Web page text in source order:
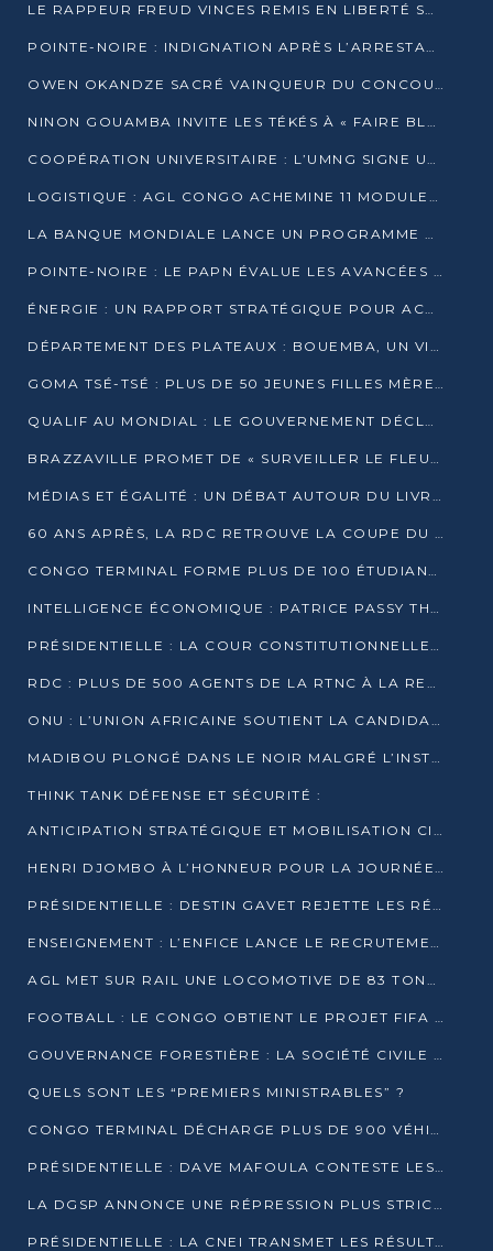
LE RAPPEUR FREUD VINCES REMIS EN LIBERTÉ SOUS PRESSION MÉDIATIQUE
POINTE-NOIRE : INDIGNATION APRÈS L’ARRESTATION DU RAPPEUR FREUD VINCES
OWEN OKANDZE SACRÉ VAINQUEUR DU CONCOURS SLAM POUR LA VIE
NINON GOUAMBA INVITE LES TÉKÉS À « FAIRE BLOC » POUR PESER DANS LE DÉBAT NATIONAL
COOPÉRATION UNIVERSITAIRE : L’UMNG SIGNE UN ACCORD STRATÉGIQUE AVEC L’UNIVERSITÉ HAINAN EN CHINE
LOGISTIQUE : AGL CONGO ACHEMINE 11 MODULES GÉANTS JUSQU’À BRAZZAVILLE
LA BANQUE MONDIALE LANCE UN PROGRAMME DE 394 MILLIONS DE DOLLARS POUR LE BASSIN DU CONGO
POINTE-NOIRE : LE PAPN ÉVALUE LES AVANCÉES DU MÔLE EST
ÉNERGIE : UN RAPPORT STRATÉGIQUE POUR ACCÉLÉRER LA TRANSITION AU CONGO
DÉPARTEMENT DES PLATEAUX : BOUEMBA, UN VIVIER ÉCONOMIQUE PRÊT À EXPLOSER
GOMA TSÉ-TSÉ : PLUS DE 50 JEUNES FILLES MÈRES SENSIBILISÉES À LA SANTÉ SEXUELLE
QUALIF AU MONDIAL : LE GOUVERNEMENT DÉCLARE LA JOURNÉE DU 1ER AVRIL 2026 CHÔMÉE ET PAYÉE
BRAZZAVILLE PROMET DE « SURVEILLER LE FLEUVE » APRÈS LA QUALIFICATION DE LA RDC AU MONDIAL
MÉDIAS ET ÉGALITÉ : UN DÉBAT AUTOUR DU LIVRE « CES FEMMES QUI REPRENNENT LE POUVOIR SUR LEUR VIE »
60 ANS APRÈS, LA RDC RETROUVE LA COUPE DU MONDE
CONGO TERMINAL FORME PLUS DE 100 ÉTUDIANTS AUX TECHNIQUES D’EMBAUCHE
INTELLIGENCE ÉCONOMIQUE : PATRICE PASSY THÉORISE UNE STRATÉGIE ADAPTÉE AUX CONTEXTES FRAGMENTÉS
PRÉSIDENTIELLE : LA COUR CONSTITUTIONNELLE CONFIRME LA VICTOIRE DE SASSOU NGUESSO AVEC 94,90 % DES SUFFRAGES
RDC : PLUS DE 500 AGENTS DE LA RTNC À LA RETRAITE, UNE PAGE SE TOURNE
ONU : L’UNION AFRICAINE SOUTIENT LA CANDIDATURE DE MACKY SALL
MADIBOU PLONGÉ DANS LE NOIR MALGRÉ L’INSTALLATION D’UN NOUVEAU TRANSFORMATEUR
THINK TANK DÉFENSE ET SÉCURITÉ :
ANTICIPATION STRATÉGIQUE ET MOBILISATION CITOYENNE POUR NOTRE SOUVERAINETÉ NATIONALE
HENRI DJOMBO À L’HONNEUR POUR LA JOURNÉE MONDIALE DU THÉÂTRE
PRÉSIDENTIELLE : DESTIN GAVET REJETTE LES RÉSULTATS ET APPELLE À UN DIALOGUE NATIONAL
ENSEIGNEMENT : L’ENFICE LANCE LE RECRUTEMENT DE SA PREMIÈRE PROMOTION DE PROFESSEURS DES ÉCOLES
AGL MET SUR RAIL UNE LOCOMOTIVE DE 83 TONNES À POINTE-NOIRE
FOOTBALL : LE CONGO OBTIENT LE PROJET FIFA ARENA POUR SES 15 DÉPARTEMENTS
GOUVERNANCE FORESTIÈRE : LA SOCIÉTÉ CIVILE CONGOLAISE AFFICHE SES PRIORITÉS POUR 2026
QUELS SONT LES “PREMIERS MINISTRABLES” ?
CONGO TERMINAL DÉCHARGE PLUS DE 900 VÉHICULES EN QUELQUES HEURES
PRÉSIDENTIELLE : DAVE MAFOULA CONTESTE LES RÉSULTATS PROVISOIRES
LA DGSP ANNONCE UNE RÉPRESSION PLUS STRICTE CONTRE LES MOTO-TAXIS
PRÉSIDENTIELLE : LA CNEI TRANSMET LES RÉSULTATS PROVISOIRES À LA COUR CONSTITUTIONNELLE